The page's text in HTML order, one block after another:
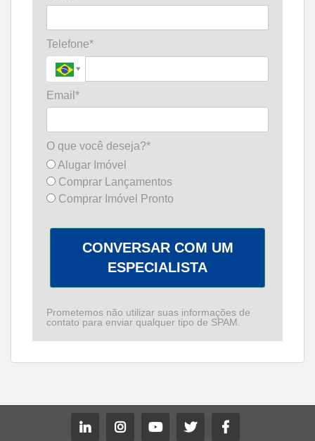
Telefone*
Email*
O que você deseja?*
Alugar Imóvel
Comprar Lançamentos
Comprar Imóvel Pronto
CONVERSAR COM UM
ESPECIALISTA
Prometemos não utilizar suas informações de
contato para enviar qualquer tipo de SPAM.